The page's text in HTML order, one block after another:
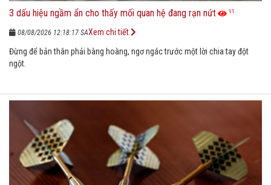
3 dấu hiệu ngầm ẩn cho thấy mối quan hệ đang rạn nứt 11
08/08/2026 12:18:17 SA
Đừng để bản thân phải bàng hoàng, ngơ ngác trước một lời chia tay đột
ngột.
Xem chi tiết